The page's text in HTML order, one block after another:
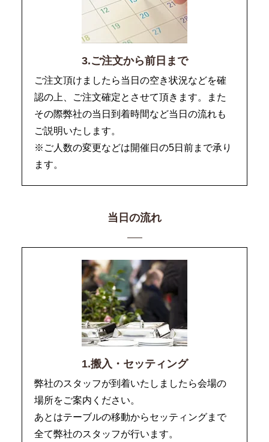
3.ご注文から前日まで
ご注文頂けましたら当日の空き状況などを確
認の上、ご注文確定とさせて頂きます。また
その際弊社の当日到着時間など当日の流れも
ご説明いたします。
※ご人数の変更などは開催日の5日前まで承り
ます。
当日の流れ
1.搬入・セッティング
弊社のスタッフが到着いたしましたら会場の
場所をご案内ください。
あとはテーブルの移動からセッティングまで
全て弊社のスタッフが行います。